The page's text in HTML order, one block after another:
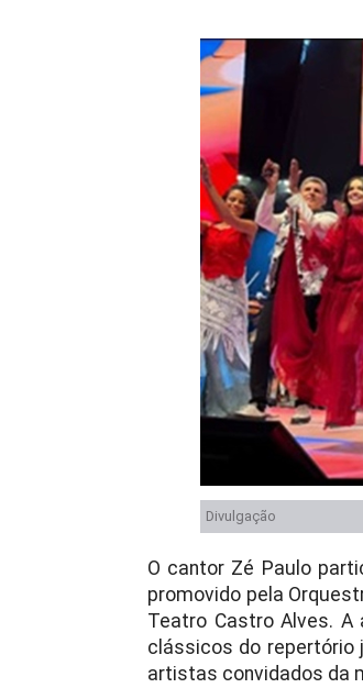
Divulgação
O cantor Zé Paulo
promovido pela
Teatro Castro Alves.
clássicos do repertório
artistas convidados da